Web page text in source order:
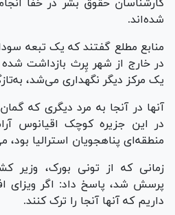
کارشناسان حقوق بشر در خفا
شده‌اند.
منابع مطلع گفتند که یک تبعه
در خارج از شهر پِرث بازداشت شده
یک مرکز دیگر نگهداری می‌شد،
آنها در آنجا به مرد دیگری که
در این جزیره کوچک اقیانوس
منطقه‌ای پناهجویان استرالیا بود،
زمانی که از تونی بورک، وزیر
پرسش شد، پاسخ داد: اگر ویزای
داریم که آنها آنجا را ترک کنند.